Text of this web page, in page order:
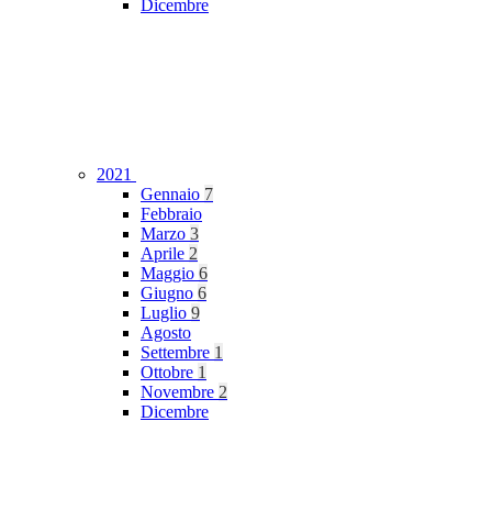
Dicembre
2021
Gennaio 7
Febbraio
Marzo 3
Aprile 2
Maggio 6
Giugno 6
Luglio 9
Agosto
Settembre 1
Ottobre 1
Novembre 2
Dicembre